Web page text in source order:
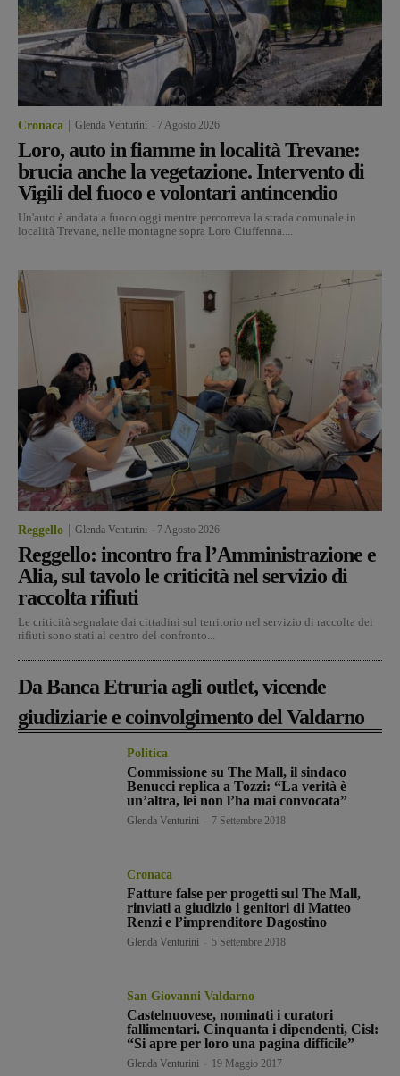
Cronaca Glenda Venturini 7 Agosto 2026
Loro, auto in fiamme in località Trevane:
brucia anche la vegetazione. Intervento di
Vigili del fuoco e volontari antincendio
Un'auto è andata a fuoco oggi mentre percorreva la strada comunale in
località Trevane, nelle montagne sopra Loro Ciuffenna....
Reggello Glenda Venturini 7 Agosto 2026
Reggello: incontro fra l’Amministrazione e
Alia, sul tavolo le criticità nel servizio di
raccolta rifiuti
Le criticità segnalate dai cittadini sul territorio nel servizio di raccolta dei
rifiuti sono stati al centro del confronto...
Da Banca Etruria agli outlet, vicende
giudiziarie e coinvolgimento del Valdarno
Politica
Commissione su The Mall, il sindaco
Benucci replica a Tozzi: “La verità è
un’altra, lei non l’ha mai convocata”
Glenda Venturini 7 Settembre 2018
Cronaca
Fatture false per progetti sul The Mall,
rinviati a giudizio i genitori di Matteo
Renzi e l’imprenditore Dagostino
Glenda Venturini 5 Settembre 2018
San Giovanni Valdarno
Castelnuovese, nominati i curatori
fallimentari. Cinquanta i dipendenti, Cisl:
“Si apre per loro una pagina difficile”
Glenda Venturini 19 Maggio 2017